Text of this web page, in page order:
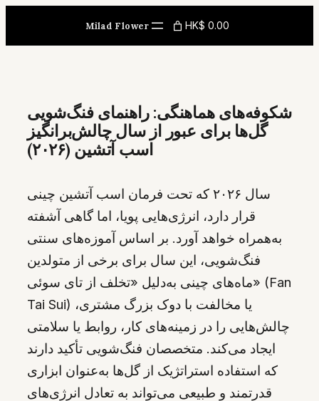
content
Milad Flower HK$ 0.00
شکوفه‌های هماهنگی: راهنمای فنگ‌شویی
گل‌ها برای عبور از سال چالش‌برانگیز
اسب آتشین (۲۰۲۶)
سال ۲۰۲۶ که تحت فرمان اسب آتشین چینی
قرار دارد، انرژی‌هایی پویا، اما گاهی آشفته
به‌همراه خواهد آورد. بر اساس آموزه‌های سنتی
فنگ‌شویی، این سال برای برخی از متولدین
ماه‌های چینی به‌دلیل «تخلف از تای سوئی» (Fan
Tai Sui) یا مخالفت با دوک بزرگ مشتری،
چالش‌هایی را در زمینه‌های کار، روابط یا سلامتی
ایجاد می‌کند. متخصصان فنگ‌شویی تأکید دارند
که استفاده استراتژیک از گل‌ها به‌عنوان ابزاری
قدرتمند و طبیعی می‌تواند به تعادل انرژی‌های